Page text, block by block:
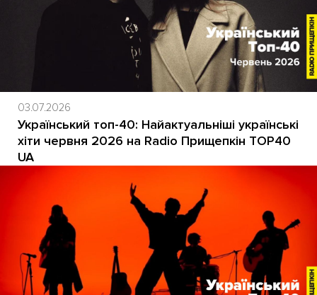
03.07.2026
Український топ-40: Найактуальніші українські
хіти червня 2026 на Radio Прищепкін TOP40
UA